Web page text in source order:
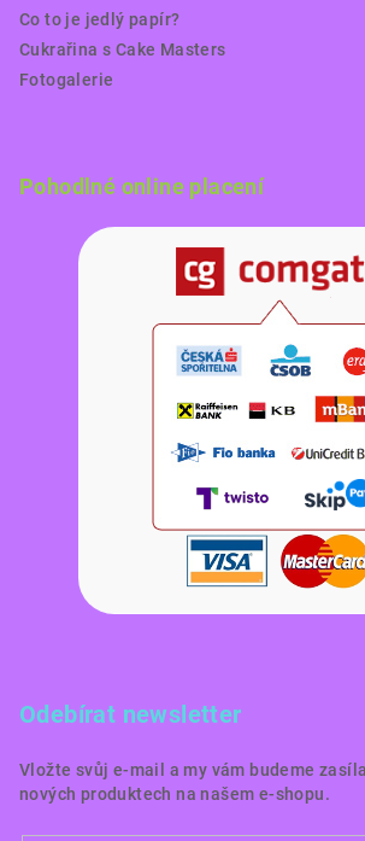
Co to je jedlý papír?
Cukrařina s Cake Masters
Fotogalerie
Pohodlné online placení
Odebírat newsletter
Vložte svůj e-mail a my vám budeme
nových produktech na našem e-shopu.